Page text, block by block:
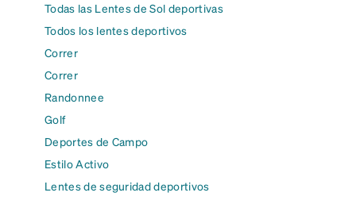
Todas las Lentes de Sol deportivas
Todos los lentes deportivos
Correr
Correr
Randonnee
Golf
Deportes de Campo
Estilo Activo
Lentes de seguridad deportivos